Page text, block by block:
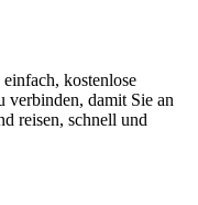
kostenlose
damit Sie an
reisen, schnell und